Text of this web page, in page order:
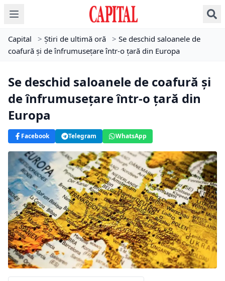
Capital > Știri de ultimă oră > Se deschid saloanele de
coafură şi de înfrumuseţare într-o țară din Europa
Se deschid saloanele de coafură şi
de înfrumuseţare într-o țară din
Europa
Facebook Telegram WhatsApp